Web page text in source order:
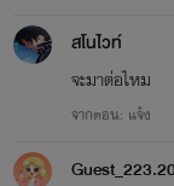
สโนไวท์
จะมาต่อไหม
จากตอน: แจ้ง